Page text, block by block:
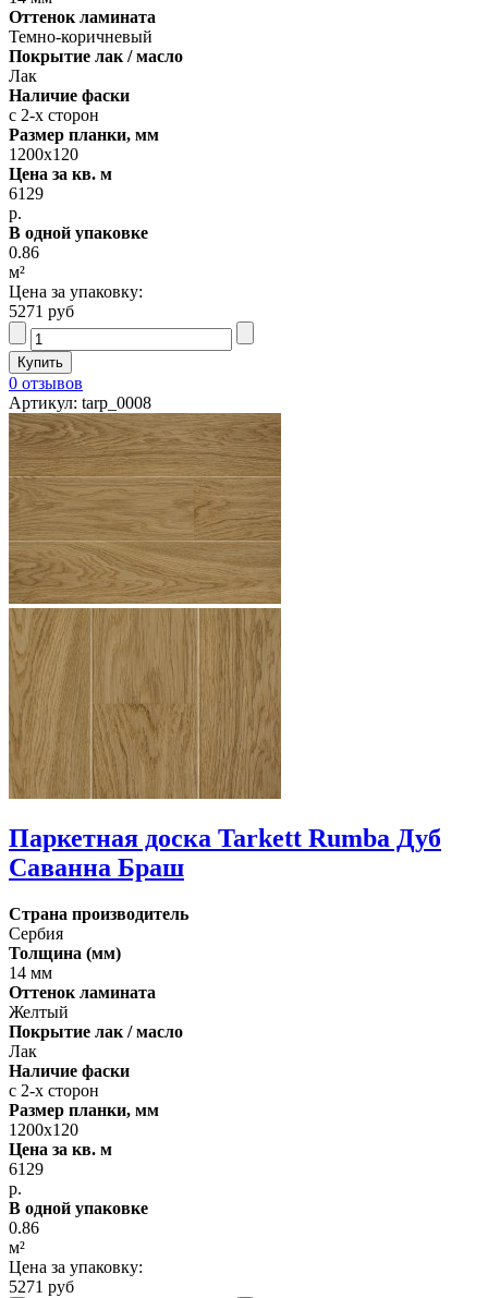
Оттенок ламината
Темно-коричневый
Покрытие лак / масло
Лак
Наличие фаски
с 2-х сторон
Размер планки, мм
1200х120
Цена за кв. м
6129
р.
В одной упаковке
0.86
м²
Цена за упаковку:
5271 руб
0 отзывов
Артикул: tarp_0008
Паркетная доска Tarkett Rumba Дуб
Саванна Браш
Страна производитель
Сербия
Толщина (мм)
14 мм
Оттенок ламината
Желтый
Покрытие лак / масло
Лак
Наличие фаски
с 2-х сторон
Размер планки, мм
1200х120
Цена за кв. м
6129
р.
В одной упаковке
0.86
м²
Цена за упаковку:
5271 руб